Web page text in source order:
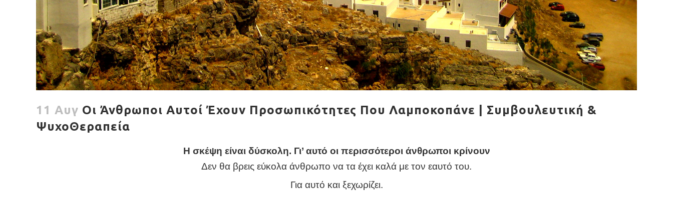
11 Αυγ Οι Άνθρωποι Αυτοί Έχουν Προσωπικότητες Που Λαμποκοπάνε | Συμβουλευτική &
ΨυχοΘεραπεία
Η σκέψη είναι δύσκολη. Γι’ αυτό οι περισσότεροι άνθρωποι κρίνουν
Δεν θα βρεις εύκολα άνθρωπο να τα έχει καλά με τον εαυτό του.
Για αυτό και ξεχωρίζει.